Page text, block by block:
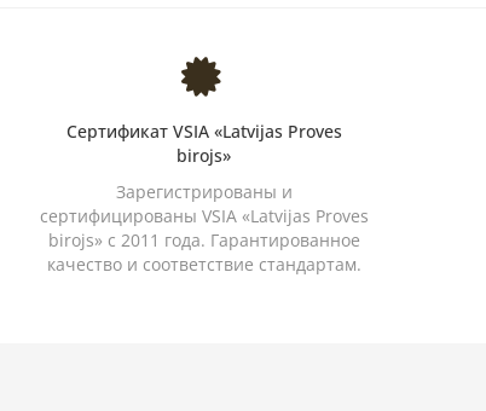
Сертификат VSIA «Latvijas Proves
birojs»
Зарегистрированы и
сертифицированы VSIA «Latvijas Proves
birojs» с 2011 года. Гарантированное
качество и соответствие стандартам.